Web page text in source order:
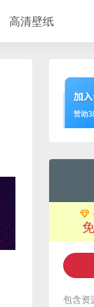
高清壁纸
包含资